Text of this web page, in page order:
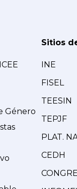
Género
Sitios
INE
FISEL
TEESIN
TEPJF
PLAT.
CEDH